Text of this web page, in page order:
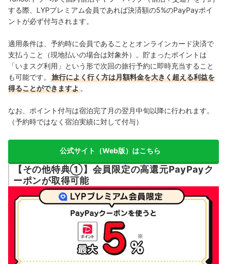
する際、LYPプレミアム会員であれば決済額の5%のPayPayポイ
ントが必ず付与されます。
適用条件は、予約時に会員であることとオンラインカード決済で
支払うこと（現地払いの場合は対象外）。貯まったポイントは
「いまスグ利用」という形で次回の旅行予約に即時充当すること
も可能です。
旅行によく行く方は月額料金を大きく超える利益を
得ることができますよ 。
なお、ポイント付与は宿泊完了月の翌月中旬以降に行われます。
（予約時ではなく宿泊実績に対して付与）
公式サイト（Web版）はこちら
【その他特典①】会員限定の高還元PayPayク
ーポンが取得可能